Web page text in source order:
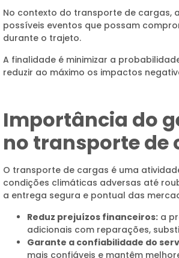
No contexto do transporte de cargas,
possíveis eventos que possam
durante o trajeto.
A finalidade é minimizar a
reduzir ao máximo os impactos
Importância do
no transporte de
O transporte de cargas é uma
condições climáticas adversas até
a entrega segura e pontual das
Reduz prejuízos financeiros: a
adicionais com reparações,
Garante a confiabilidade do
mais confiáveis e mantêm